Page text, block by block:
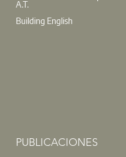
A.T.
Building English
PUBLICACIONES